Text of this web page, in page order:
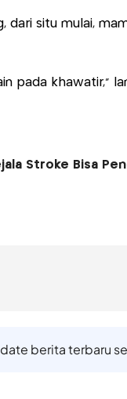
dari situ mulai,
pada khawatir,"
Stroke Bisa
berita terbaru